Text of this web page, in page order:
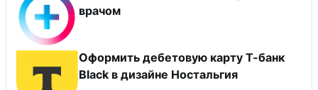
врачом
Оформить дебетовую карту Т-банк
Black в дизайне Ностальгия